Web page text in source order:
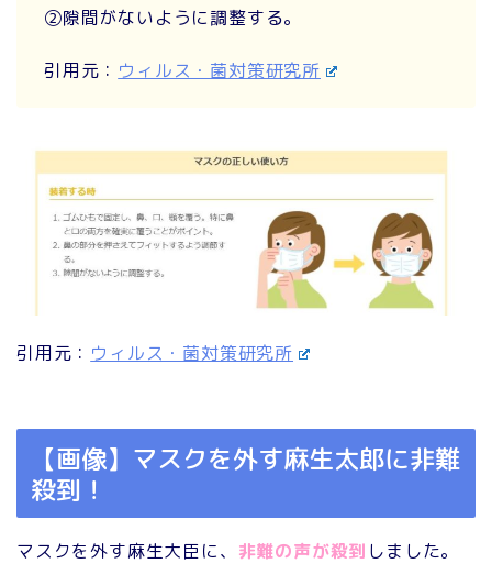
②隙間がないように調整する。
引用元： ウィルス・菌対策研究所
引用元： ウィルス・菌対策研究所
【画像】マスクを外す麻生太郎に非難
殺到！
マスクを外す麻生大臣に、 非難の声が殺到 しました。